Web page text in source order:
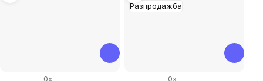
0x
Разпродажба
0x